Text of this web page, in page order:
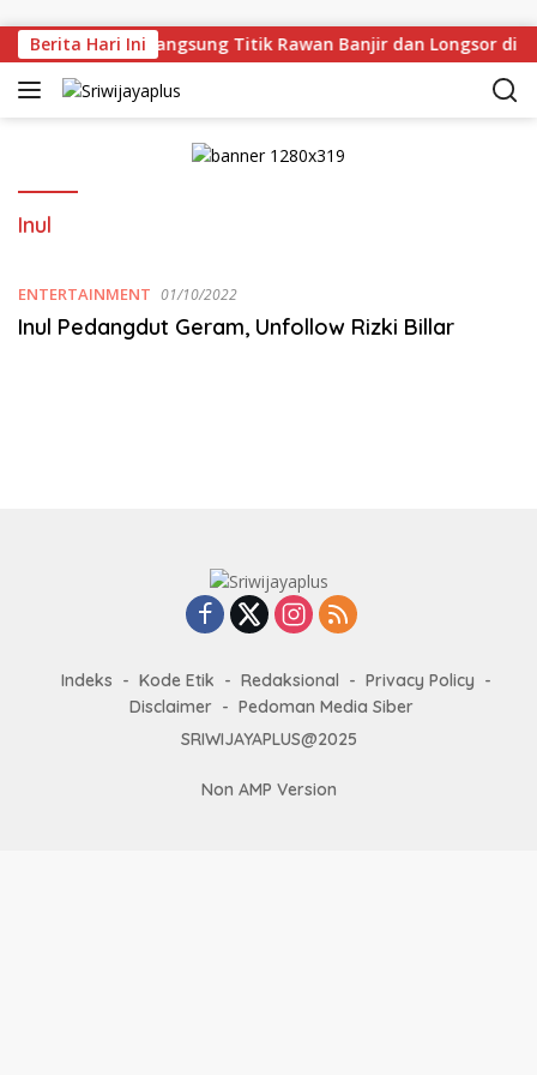
Berita Hari Ini
Deru Tinjau Langsung Titik Rawan Banjir dan Longsor di
Inul
ENTERTAINMENT 01/10/2022
Inul Pedangdut Geram, Unfollow Rizki Billar
Indeks Kode Etik Redaksional
Privacy Policy
Disclaimer
Pedoman Media Siber
SRIWIJAYAPLUS@2025
Non AMP Version